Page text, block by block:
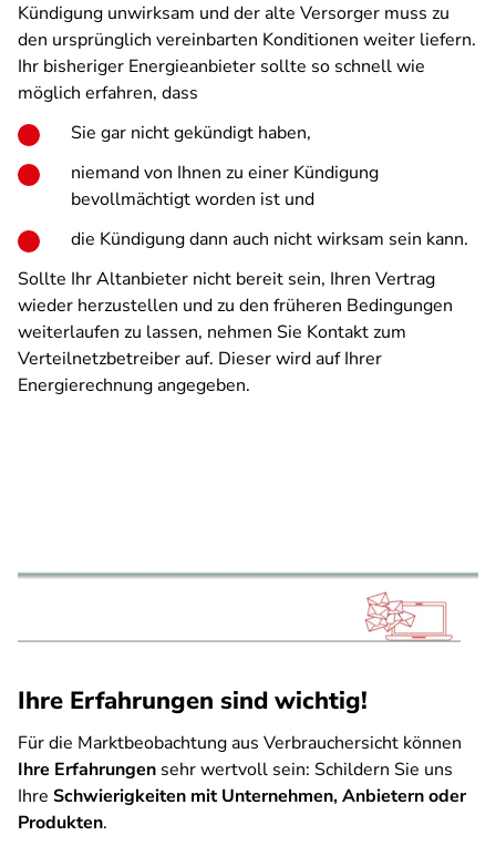
Kündigung unwirksam und der alte Versorger muss zu
den ursprünglich vereinbarten Konditionen weiter liefern.
Ihr bisheriger Energieanbieter sollte so schnell wie
möglich erfahren, dass
Sie gar nicht gekündigt haben,
niemand von Ihnen zu einer Kündigung
bevollmächtigt worden ist und
die Kündigung dann auch nicht wirksam sein kann.
Sollte Ihr Altanbieter nicht bereit sein, Ihren Vertrag
wieder herzustellen und zu den früheren Bedingungen
weiterlaufen zu lassen, nehmen Sie Kontakt zum
Verteilnetzbetreiber auf. Dieser wird auf Ihrer
Energierechnung angegeben.
Ihre Erfahrungen sind wichtig!
Für die Marktbeobachtung aus Verbrauchersicht können
Ihre Erfahrungen sehr wertvoll sein: Schildern Sie uns
Ihre Schwierigkeiten mit Unternehmen, Anbietern oder
Produkten.